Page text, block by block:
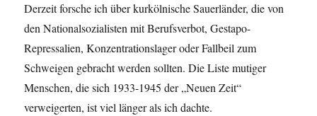
Derzeit forsche ich über kurkölnische Sauerländer, die von
den Nationalsozialisten mit Berufsverbot, Gestapo-
Repressalien, Konzentrationslager oder Fallbeil zum
Schweigen gebracht werden sollten. Die Liste mutiger
Menschen, die sich 1933-1945 der „Neuen Zeit“
verweigerten, ist viel länger als ich dachte.